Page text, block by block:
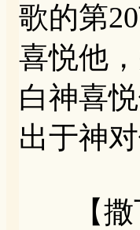
歌的第
喜悦他
白神喜
出于神
【撒下